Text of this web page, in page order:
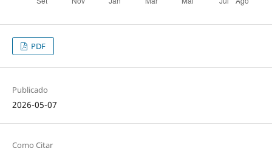
PDF
Publicado
2026-05-07
Como Citar